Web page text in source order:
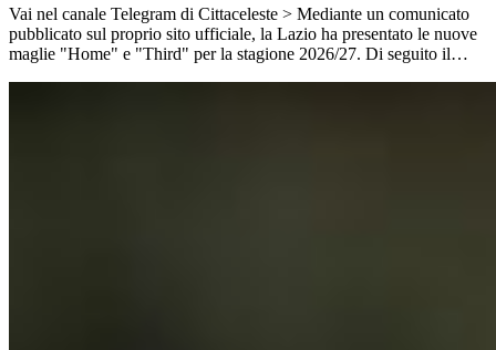
Vai nel canale Telegram di Cittaceleste > Mediante un comunicato
pubblicato sul proprio sito ufficiale, la Lazio ha presentato le nuove
maglie "Home" e "Third" per la stagione 2026/27. Di seguito il…